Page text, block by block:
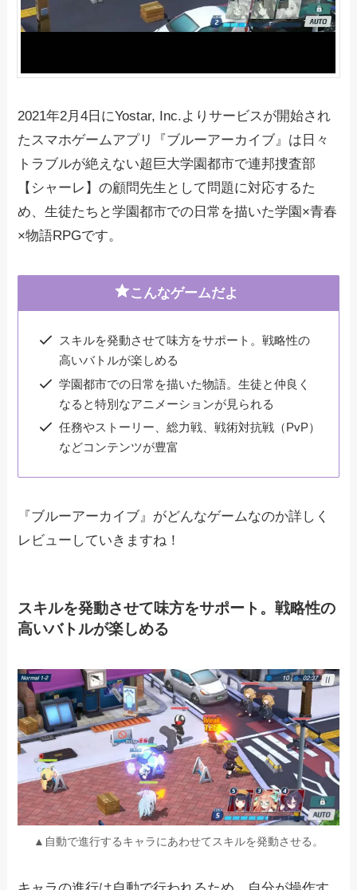
2021年2月4日にYostar, Inc.よりサービスが開始され
たスマホゲームアプリ『ブルーアーカイブ』は日々
トラブルが絶えない超巨大学園都市で連邦捜査部
【シャーレ】の顧問先生として問題に対応するた
め、生徒たちと学園都市での日常を描いた学園×青春
×物語RPGです。
こんなゲームだよ
スキルを発動させて味方をサポート。戦略性の
高いバトルが楽しめる
学園都市での日常を描いた物語。生徒と仲良く
なると特別なアニメーションが見られる
任務やストーリー、総力戦、戦術対抗戦（PvP）
などコンテンツが豊富
『ブルーアーカイブ』がどんなゲームなのか詳しく
レビューしていきますね！
スキルを発動させて味方をサポート。戦略性の
高いバトルが楽しめる
▲自動で進行するキャラにあわせてスキルを発動させる。